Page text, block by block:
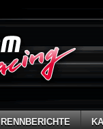
RENNBERICHTE